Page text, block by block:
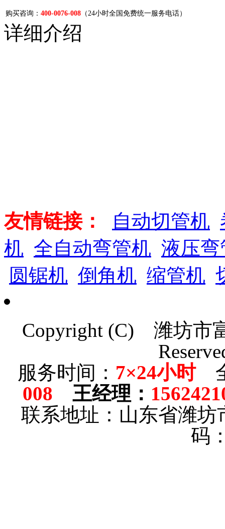
购买咨询： 400-0076-008 （24小时全国免费统一服务电话）
详细介绍
友情链接： 自动切管机
机 全自动弯管机 液压弯
圆锯机 倒角机 缩管机
Copyright (C) 潍坊市
服务时间： 7×24小时全
008 王经理 ：
联系地址：山东省潍
码